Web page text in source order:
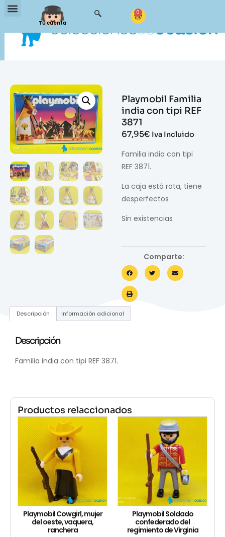
Tu cuenta
0
Playmobil Familia
india con tipi REF
3871
67,95€ Iva Incluido
Familia india con tipi
REF 3871.
La caja está rota, tiene
desperfectos
Sin existencias
Comparte:
Descripción Información adicional
Descripción
Familia india con tipi REF 3871.
Productos relaccionados
Playmobil Cowgirl, mujer
del oeste, vaquera,
ranchera
Playmobil Soldado
confederado del
regimiento de Virginia